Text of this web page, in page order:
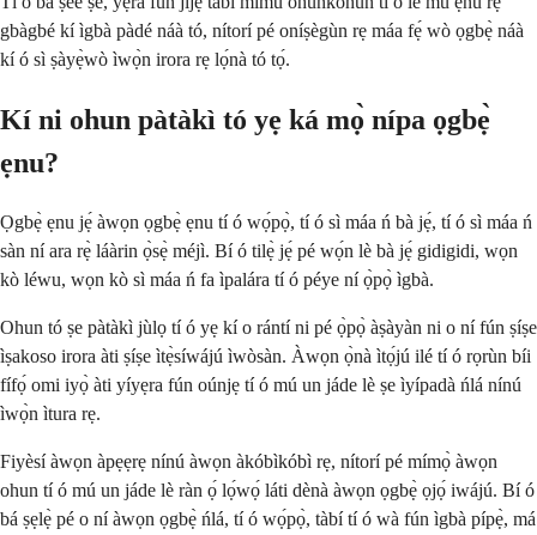
gbàgbé kí ìgbà pàdé náà tó, nítorí pé oníṣègùn rẹ máa fẹ́ wò ọgbẹ̀ náà
kí ó sì ṣàyẹ̀wò ìwọ̀n irora rẹ lọ́nà tó tọ́.
Kí ni ohun pàtàkì tó yẹ ká mọ̀ nípa ọgbẹ̀
ẹnu?
Ọgbẹ̀ ẹnu jẹ́ àwọn ọgbẹ̀ ẹnu tí ó wọ́pọ̀, tí ó sì máa ń bà jẹ́, tí ó sì máa ń
sàn ní ara rẹ̀ láàrin ọ̀sẹ̀ méjì. Bí ó tilẹ̀ jẹ́ pé wọ́n lè bà jẹ́ gidigidi, wọn
kò léwu, wọn kò sì máa ń fa ìpalára tí ó péye ní ọ̀pọ̀ ìgbà.
Ohun tó ṣe pàtàkì jùlọ tí ó yẹ kí o rántí ni pé ọ̀pọ̀ àṣàyàn ni o ní fún ṣíṣe
ìṣakoso irora àti ṣíṣe ìtẹ̀síwájú ìwòsàn. Àwọn ọ̀nà ìtọ́jú ilé tí ó rọrùn bíi
fífọ́ omi iyọ̀ àti yíyẹra fún oúnjẹ tí ó mú un jáde lè ṣe ìyípadà ńlá nínú
ìwọ̀n ìtura rẹ.
Fiyèsí àwọn àpẹẹrẹ nínú àwọn àkóbìkóbì rẹ, nítorí pé mímọ̀ àwọn
ohun tí ó mú un jáde lè ràn ọ́ lọ́wọ́ láti dènà àwọn ọgbẹ̀ ọjọ́ iwájú. Bí ó
bá ṣẹlẹ̀ pé o ní àwọn ọgbẹ̀ ńlá, tí ó wọ́pọ̀, tàbí tí ó wà fún ìgbà pípẹ̀, má